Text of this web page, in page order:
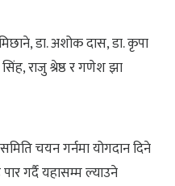
डा. अशोक दास, डा. कृपा
राजु श्रेष्ठ र गणेश झा
चयन गर्नमा योगदान दिने
गर्दै यहासम्म ल्याउने